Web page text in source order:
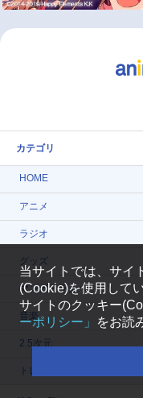
カテゴリ
HOME
アニメ
ラジオ
グッズ
マンガ・ラノベ
音楽
2.5次元
トレンド
当サイトでは、サイ
(Cookie)を使用して
サイトのクッキー
ーポリシー」
をお読